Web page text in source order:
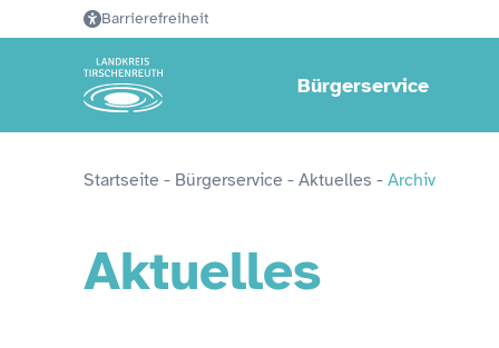
Barrierefreiheit
Bürgerservice
Startseite - Bürgerservice - Aktuelles - Archiv
Aktuelles